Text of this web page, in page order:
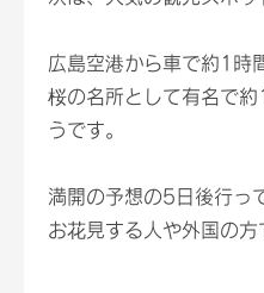
広島空港から車で約1時
桜の名所として有名で
うです。
満開の予想の5日後行っ
お花見する人や外国の方